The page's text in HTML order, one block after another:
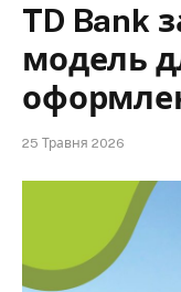
TD Bank
модель
25 Травня 2026